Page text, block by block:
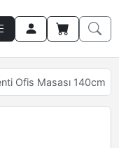
Ofis Masası 140cm